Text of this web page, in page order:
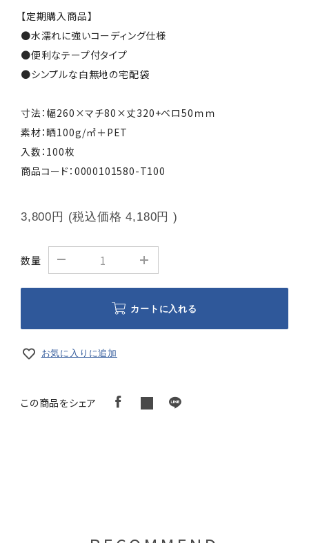
【定期購入商品】
●水濡れに強いコーディング仕様
●便利なテープ付タイプ
●シンプルな白無地の宅配袋
寸法：幅260×マチ80×丈320+ベロ50ｍｍ
素材：晒100g/㎡＋PET
入数：100枚
商品コード：0000101580-T100
3,800円 (税込価格4,180円 )
数量
カートに入れる
お気に入りに追加
この商品をシェア